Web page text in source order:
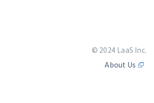
© 2024 LaaS Inc.
About Us